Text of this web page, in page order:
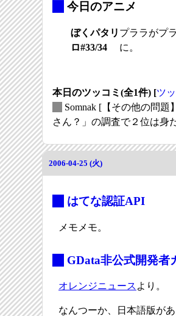
今日のアニメ
ぼくパタリ
ロ#33/34
プララがプ
に。
本日のツッコミ(全1件) [ツ
Somnak [【その他の問題
さん？」の調査で２位は身
2006-04-25 (火)
はてな認証API
メモメモ。
GData非公式開発者
オレンジニュース より。
なんつーか、日本語版が